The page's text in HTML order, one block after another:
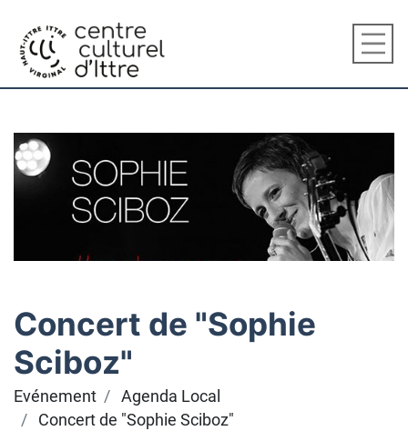
Concert de "Sophie
Sciboz"
Evénement
Agenda Local
Concert de "Sophie Sciboz"